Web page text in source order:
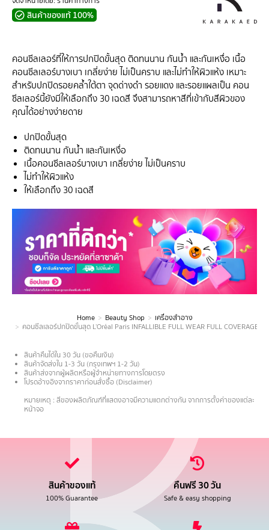
สินค้าของแท้ 100%
คอนซีลเลอร์ที่ให้การปกปิดขั้นสุด ติดทนนาน กันน้ำ และกันเหงื่อ เนื้อ
คอนซีลเลอร์บางเบา เกลี่ยง่าย ไม่เป็นคราบ และไม่ทำให้ผิวแห้ง เหมาะ
สำหรับปกปิดรอยคล้ำใต้ตา จุดด่างดำ รอยแดง และรอยแผลเป็น คอน
ซีลเลอร์นี้ยังมีให้เลือกถึง 30 เฉดสี จึงสามารถหาสีที่เข้ากับสีผิวของ
คุณได้อย่างง่ายดาย
ปกปิดขั้นสุด
ติดทนนาน กันน้ำ และกันเหงื่อ
เนื้อคอนซีลเลอร์บางเบา เกลี่ยง่าย ไม่เป็นคราบ
ไม่ทำให้ผิวแห้ง
ให้เลือกถึง 30 เฉดสี
You are here: Home Beauty Shop
เครื่องสำอาง
คอนซีลเลอร์ปกปิดขั้นสุด L’Oréal Paris INFALLIBLE FULL WEAR FULL COVERAGE
สินค้าคืนได้ใน 30 วัน (ขอคืนเงิน)
สินค้าจัดส่งใน 1-3 วัน (กรุงเทพฯ 1-2 วัน)
สินค้าส่งจากผู้ผลิตหรือผู้จำหน่ายทางการโดยตรง
โปรดอ้างอิงจากราคาก่อนสั่งซื้อ (Disclaimer)
หมายเหตุ : สีของผลิตภัณฑ์ที่แสดงอาจมีความแตกต่างกัน จากการตั้งค่าของแต่ละ
หน้าจอ
สินค้าของแท้
100% Guarantee
คืนฟรี 30 วัน
Safe & easy shopping